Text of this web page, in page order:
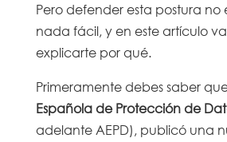
Pero defender esta postura no
nada fácil, y en este artículo
explicarte por qué.
Primeramente debes saber
Española de Protección de
adelante AEPD), publicó una